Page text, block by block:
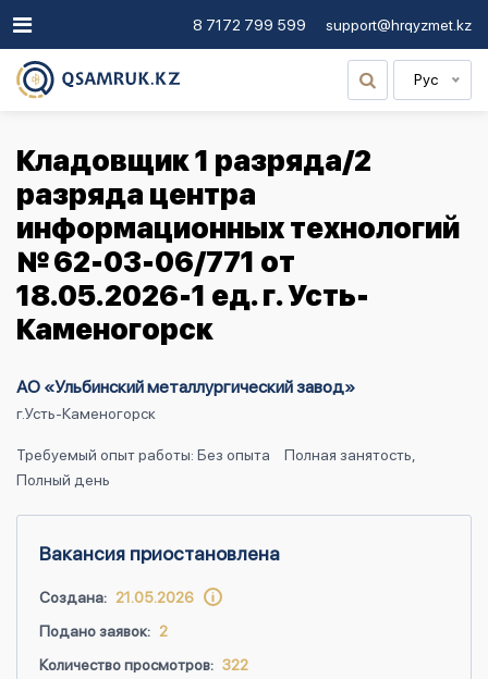
8 7172 799 599 support@hrqyzmet.kz
Рус
Кладовщик 1 разряда/2
разряда центра
информационных технологий
№ 62-03-06/771 от
18.05.2026-1 ед. г. Усть-
Каменогорск
АО «Ульбинский металлургический завод»
г.Усть-Каменогорск
Требуемый опыт работы: Без опыта
Полная занятость,
Полный день
Вакансия приостановлена
Создана: 21.05.2026
Подано заявок: 2
Количество просмотров: 322